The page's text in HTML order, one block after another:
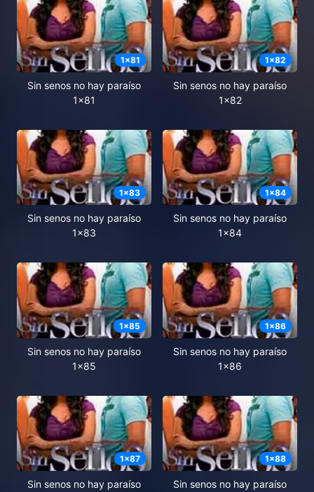
1x81
Sin senos no hay paraíso
1x81
1x82
Sin senos no hay paraíso
1x82
1x83
Sin senos no hay paraíso
1x83
1x84
Sin senos no hay paraíso
1x84
1x85
Sin senos no hay paraíso
1x85
1x86
Sin senos no hay paraíso
1x86
1x87
Sin senos no hay paraíso
1x88
Sin senos no hay paraíso